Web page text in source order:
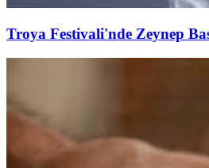
Troya Festivali'nde Zeynep